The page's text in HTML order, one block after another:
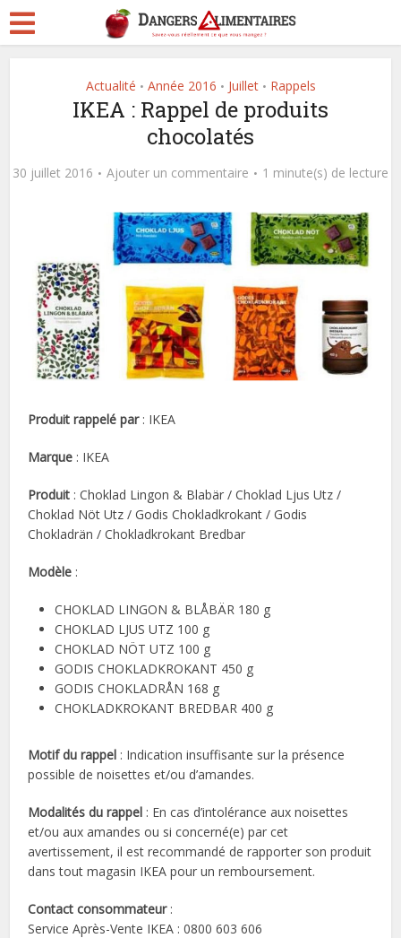
Actualité • Année 2016 • Juillet • Rappels
IKEA : Rappel de produits
chocolatés
30 juillet 2016 Ajouter un commentaire 1 minute(s) de lecture
Produit rappelé par : IKEA
Marque : IKEA
Produit : Choklad Lingon & Blabär / Choklad Ljus Utz /
Choklad Nöt Utz / Godis Chokladkrokant / Godis
Chokladrän / Chokladkrokant Bredbar
Modèle :
CHOKLAD LINGON & BLÅBÄR 180 g
CHOKLAD LJUS UTZ 100 g
CHOKLAD NÖT UTZ 100 g
GODIS CHOKLADKROKANT 450 g
GODIS CHOKLADRÅN 168 g
CHOKLADKROKANT BREDBAR 400 g
Motif du rappel : Indication insuffisante sur la présence
possible de noisettes et/ou d’amandes.
Modalités du rappel : En cas d’intolérance aux noisettes
et/ou aux amandes ou si concerné(e) par cet
avertissement, il est recommandé de rapporter son produit
dans tout magasin IKEA pour un remboursement.
Contact consommateur :
Service Après-Vente IKEA : 0800 603 606